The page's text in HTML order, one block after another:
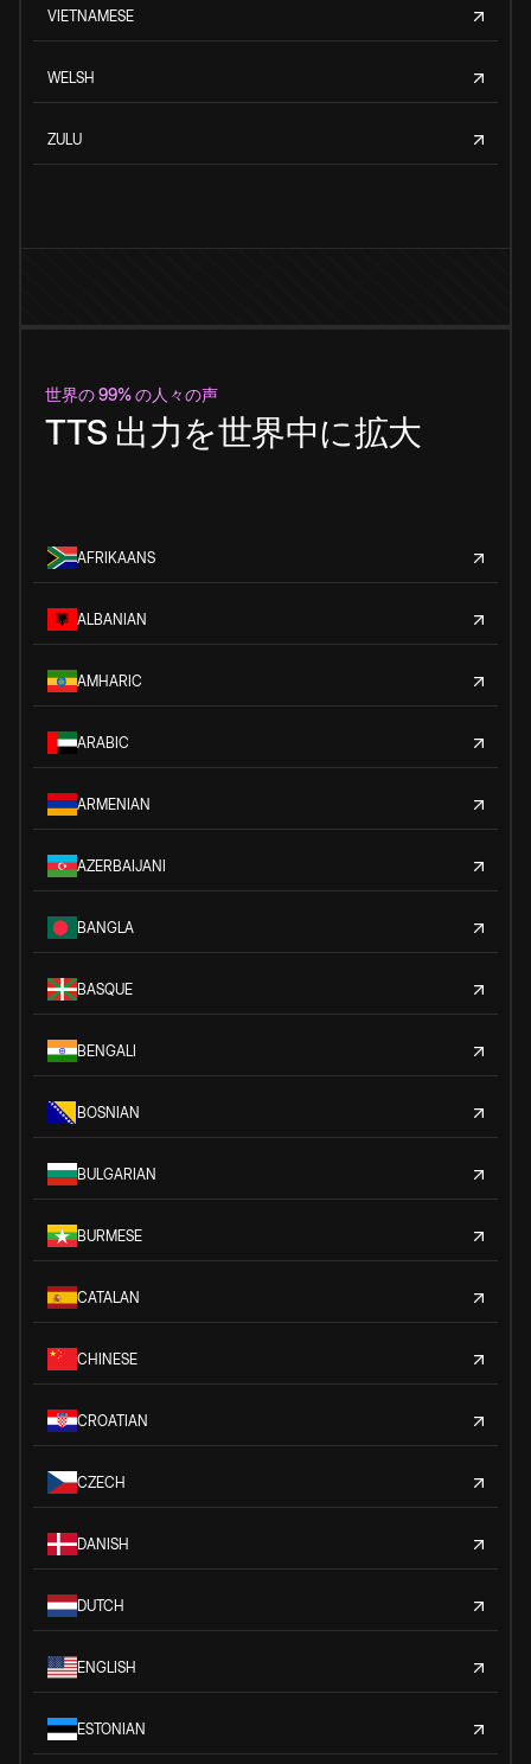
VIETNAMESE
WELSH
ZULU
世界の 99% の人々の声
TTS 出力を世界中に拡大
AFRIKAANS
ALBANIAN
AMHARIC
ARABIC
ARMENIAN
AZERBAIJANI
BANGLA
BASQUE
BENGALI
BOSNIAN
BULGARIAN
BURMESE
CATALAN
CHINESE
CROATIAN
CZECH
DANISH
DUTCH
ENGLISH
ESTONIAN